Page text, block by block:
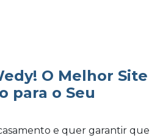
O Melhor Site
para o Seu
e quer garantir que